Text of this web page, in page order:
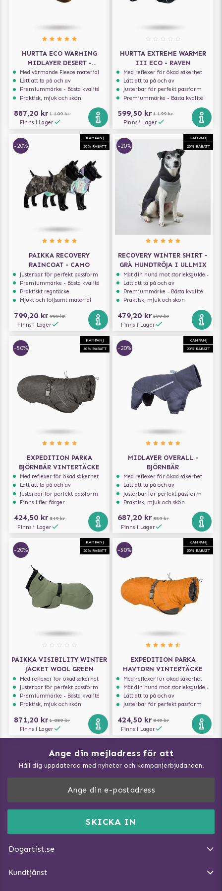
HURTTA ECO WARMING
MIDLAYER DESERT -
HUNDTÄCKE
Med värmande Fleece material
Lätt att ta på och av
Premiummärke - Bästa kvalité
Praktisk, mjuk och skön
887,20 kr 1 109 kr
Finns i Lager
HURTTA EXTREME WARMER
III ECO - RAVEN
Med reflexer för ökad säkerhet
Lätt att ta på och av
Justerbar för perfekt passform
Premiummärke - Bästa kvalité
599,50 kr 1 199 kr
Finns i Lager
KAMPANJ
20% RABATT
-20%
PAIKKA RECOVERY
RAINCOAT - CAMO
Justerbar för perfekt passform
Premiummärke - Bästa kvalité
Praktiskt regntäcke
Mjukt och följsamt material
799,20 kr 999 kr
Finns i Lager
KAMPANJ
20% RABATT
-20%
RECOVERY WINTER SHIRT -
GRÅ HUNDTRÖJA I ULLMIX
Mät din hund mot storleksguiden för att få rätt storlek
Lätt att ta på och av
Premiummärke - Bästa kvalité
Praktisk, mjuk och skön
479,20 kr 599 kr
Finns i Lager
KAMPANJ
50% RABATT
-50%
EXPEDITION PARKA
BJÖRNBÄR VINTERTÄCKE
Med reflexer för ökad säkerhet
Lätt att ta på och av
Justerbar för perfekt passform
Finns i fler färger
424,50 kr 849 kr
Finns i Lager
KAMPANJ
20% RABATT
-20%
MIDLAYER OVERALL -
BJÖRNBÄR
Med reflexer för ökad säkerhet
Lätt att ta på och av
Justerbar för perfekt passform
Praktisk, mjuk och skön
687,20 kr 859 kr
Finns i Lager
KAMPANJ
20% RABATT
-20%
PAIKKA VISIBILITY WINTER
JACKET WOOL GREEN
Med reflexer för ökad säkerhet
Justerbar för perfekt passform
Premiummärke - Bästa kvalité
Praktisk, mjuk och skön
871,20 kr 1 089 kr
Finns i Lager
KAMPANJ
50% RABATT
-50%
EXPEDITION PARKA
HAVTORN VINTERTÄCKE
Med reflexer för ökad säkerhet
Mät din hund mot storleksguiden för att få rätt storlek
Lätt att ta på och av
Justerbar för perfekt passform
424,50 kr 849 kr
Finns i Lager
Ange din mejladress för att
Håll dig uppdaterad med nyheter och kampanjerbjudanden.
SKICKA IN
Dogartist.se
DogArtist.se drivs av:
E-post:info@dogartist.se
Kundtjänst
Ångra Köp
Vad kan hundar äta?
Träna Nose Work hemma
Så gör du promenaden roligare